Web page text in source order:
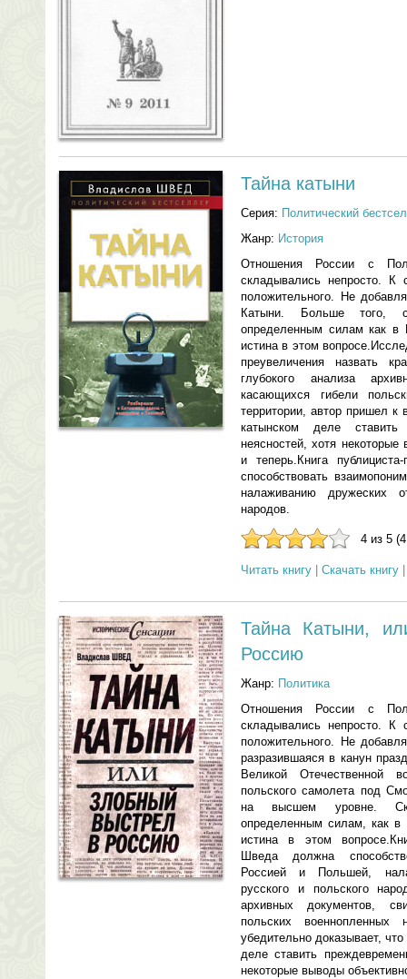
Тайна катыни
Серия: Политический
Жанр: История
Отношения России с
складывались непросто.
положительного. Не
Катыни. Больше того,
определенным силам как
истина в этом
преувеличения назвать
глубокого анализа
касающихся гибели
территории, автор пришел к
катынском деле
неясностей, хотя
и теперь.Книга
способствовать
налаживанию дружеских
народов.
4 из 5
Читать книгу Скачать книгу
Тайна Катыни,
Россию
Жанр: Политика
Отношения России с
складывались непросто.
положительного. Не
разразившаяся в канун
Великой Отечественной
польского самолета под
на высшем уровне.
определенным силам, как
истина в этом
Шведа должна
Россией и Польшей,
русского и польского
архивных документов,
польских военнопленных
убедительно доказывает,
деле ставить
некоторые выводы